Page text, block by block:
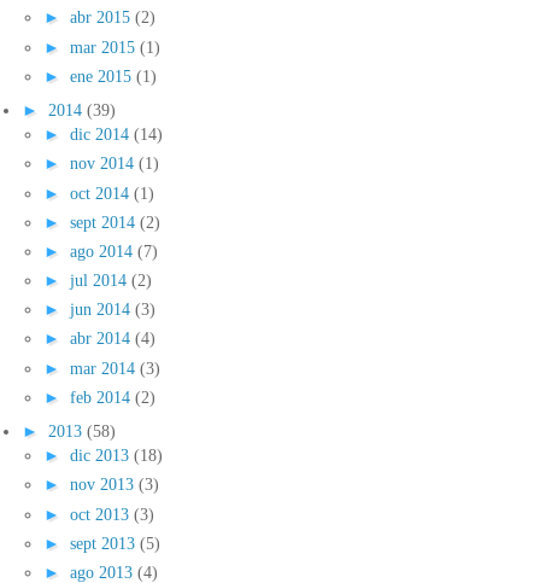
► abr 2015 (2)
► mar 2015 (1)
► ene 2015 (1)
► 2014 (39)
► dic 2014 (14)
► nov 2014 (1)
► oct 2014 (1)
► sept 2014 (2)
► ago 2014 (7)
► jul 2014 (2)
► jun 2014 (3)
► abr 2014 (4)
► mar 2014 (3)
► feb 2014 (2)
► 2013 (58)
► dic 2013 (18)
► nov 2013 (3)
► oct 2013 (3)
► sept 2013 (5)
► ago 2013 (4)